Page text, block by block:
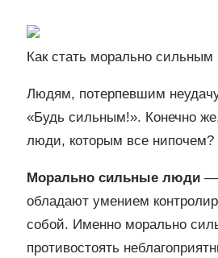
Как стать морально сильным
Людям, потерпевшим
«Будь сильным!». Конечно
люди, которым все нипочем?
Морально сильные люди―
обладают умением
собой. Именно морально
противостоять